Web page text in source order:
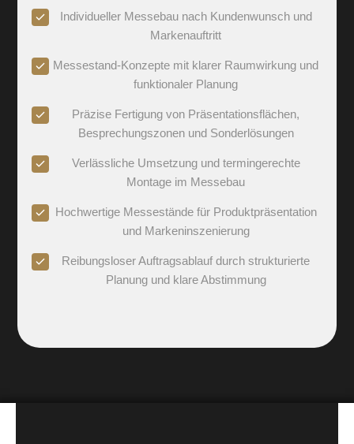
Individueller Messebau nach Kundenwunsch und
Markenauftritt
Messestand-Konzepte mit klarer Raumwirkung und
funktionaler Planung
Präzise Fertigung von Präsentationsflächen,
Besprechungszonen und Sonderlösungen
Verlässliche Umsetzung und termingerechte
Montage im Messebau
Hochwertige Messestände für Produktpräsentation
und Markeninszenierung
Reibungsloser Auftragsablauf durch strukturierte
Planung und klare Abstimmung